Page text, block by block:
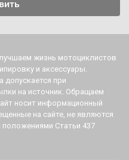
жизнь мотоциклистов
и аксессуары.
допускается при
на источник. Обращаем
носит информационный
на сайте, не являются
Статьи 437